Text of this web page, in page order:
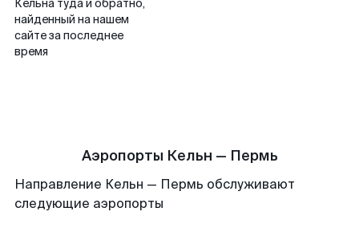
Кельна туда и обратно,
найденный на нашем
сайте за последнее
время
Аэропорты Кельн — Пермь
Направление Кельн — Пермь обслуживают
следующие аэропорты